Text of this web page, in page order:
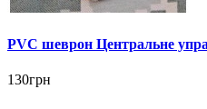
PVC шеврон Центральне
130грн